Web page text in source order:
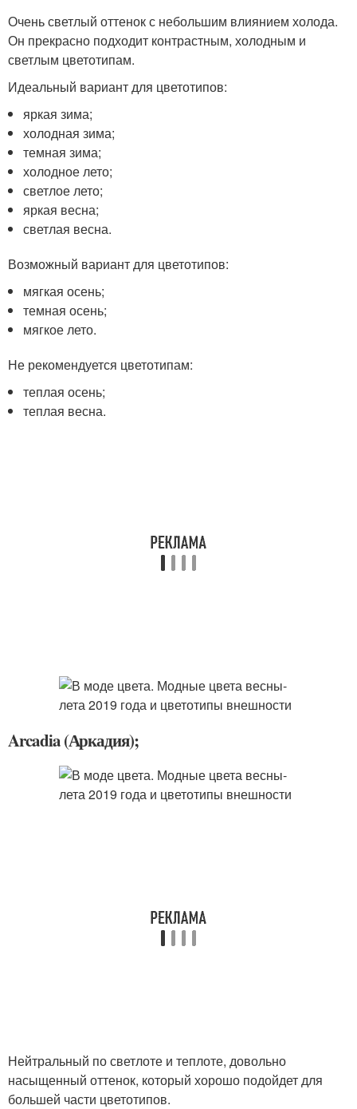
Очень светлый оттенок с небольшим влиянием холода.
Он прекрасно подходит контрастным, холодным и
светлым цветотипам.
Идеальный вариант для цветотипов:
яркая зима;
холодная зима;
темная зима;
холодное лето;
светлое лето;
яркая весна;
светлая весна.
Возможный вариант для цветотипов:
мягкая осень;
темная осень;
мягкое лето.
Не рекомендуется цветотипам:
теплая осень;
теплая весна.
Arcadia (Аркадия);
Нейтральный по светлоте и теплоте, довольно
насыщенный оттенок, который хорошо подойдет для
большей части цветотипов.